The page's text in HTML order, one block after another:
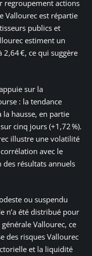
regroupement actions
Vallourec est répartie
publics et
estiment un
€, ce qui suggère
sur la
: la tendance
hausse, en partie
cinq jours (+1,72 %).
illustre une volatilité
avec le
résultats annuels
ou suspendu
n’a été distribué pour
Vallourec, ce
des risques Vallourec
et la liquidité